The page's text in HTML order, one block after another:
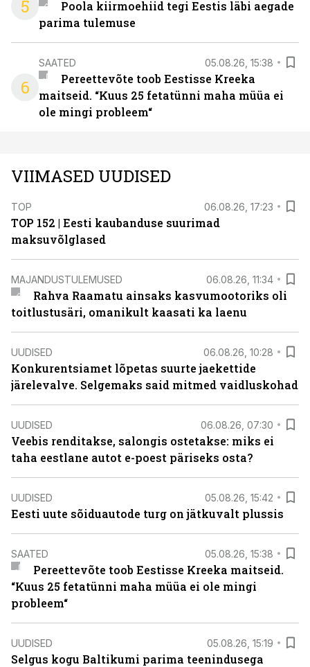
5
Poola kiirmoehiid tegi Eestis läbi aegade
parima tulemuse
6
SAATED 05.08.26, 15:38
Pereettevõte toob Eestisse Kreeka
maitseid. “Kuus 25 fetatünni maha müüa ei
ole mingi probleem“
VIIMASED UUDISED
TOP 06.08.26, 17:23
TOP 152 | Eesti kaubanduse suurimad
maksuvõlglased
MAJANDUSTULEMUSED 06.08.26, 11:34
Rahva Raamatu ainsaks kasvumootoriks oli
toitlustusäri, omanikult kaasati ka laenu
UUDISED 06.08.26, 10:28
Konkurentsiamet lõpetas suurte jaekettide
järelevalve. Selgemaks said mitmed vaidluskohad
UUDISED 06.08.26, 07:30
Veebis renditakse, salongis ostetakse: miks ei
taha eestlane autot e-poest päriseks osta?
UUDISED 05.08.26, 15:42
Eesti uute sõiduautode turg on jätkuvalt plussis
SAATED 05.08.26, 15:38
Pereettevõte toob Eestisse Kreeka maitseid.
“Kuus 25 fetatünni maha müüa ei ole mingi
probleem“
UUDISED 05.08.26, 15:19
Selgus kogu Baltikumi parima teenindusega